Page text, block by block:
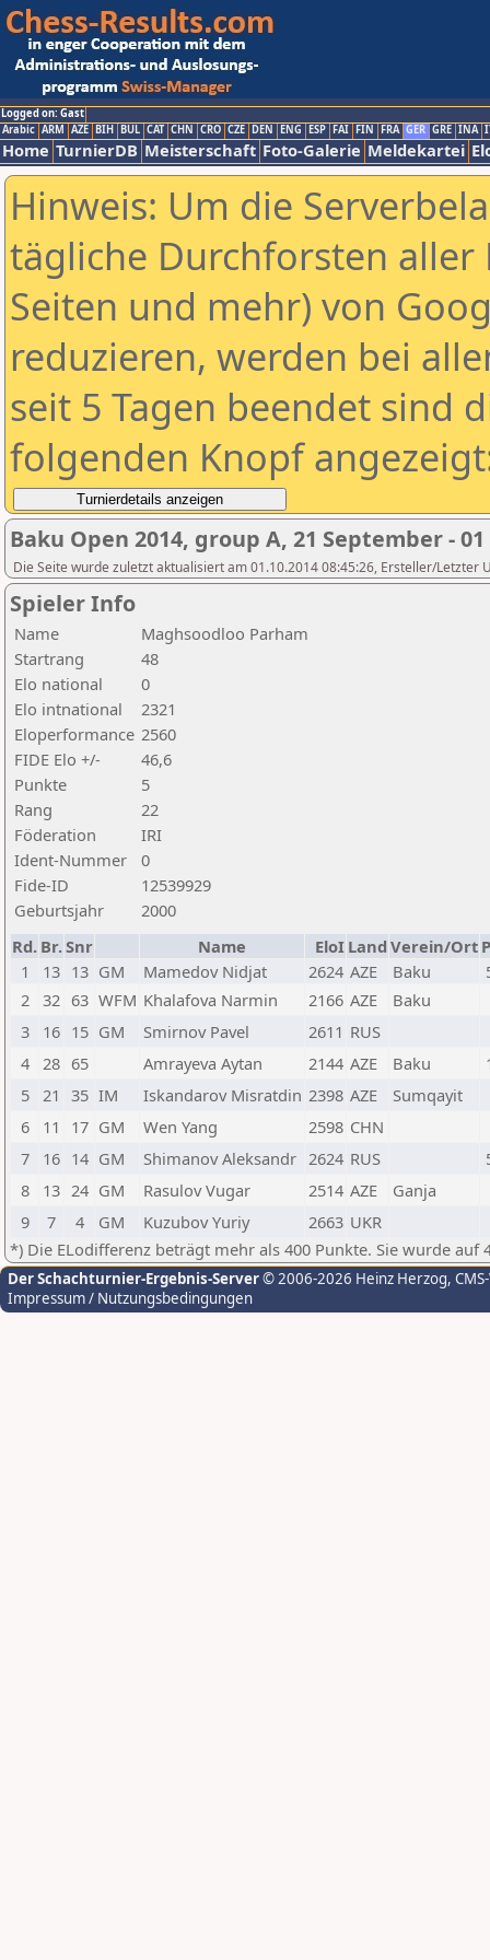
Logged on: Gast
Arabic ARM AZE BIH BUL CAT CHN CRO CZE DEN ENG ESP FAI FIN FRA GER GRE INA
Home TurnierDB Meisterschaft Foto-Galerie Meldekartei
Hinweis: Um die
tägliche Durchforsten aller
Seiten und mehr) von
reduzieren, werden bei
seit 5 Tagen beendet sind
folgenden Knopf
Baku Open 2014, group A, 21 September -
Die Seite wurde zuletzt aktualisiert am 01.10.2014 08:45:26, Ersteller/Letzter
Spieler Info
Name
Maghsoodloo Parham
Startrang
48
Elo national
0
Elo intnational
2321
Eloperformance 2560
FIDE Elo +/-
46,6
Punkte
5
Rang
22
Föderation
IRI
Ident-Nummer
0
Fide-ID
12539929
Geburtsjahr
2000
Rd. Br.Snr Name EloI Land Verein/Ort
1
13 13 GM Mamedov Nidjat 2624 AZE Baku
2
32 63 WFM Khalafova Narmin 2166 AZE
Baku
3
16 15 GM Smirnov Pavel 2611 RUS
4
28 65 Amrayeva Aytan 2144 AZE Baku
5
21 35 IM Iskandarov Misratdin 2398 AZE
Sumqayit
6
11 17 GM Wen Yang 2598 CHN
7
16 14 GM Shimanov Aleksandr 2624 RUS
8
13 24 GM Rasulov Vugar 2514 AZE
Ganja
9
7 4 GM Kuzubov Yuriy 2663 UKR
*) Die ELodifferenz beträgt mehr als 400 Punkte. Sie wurde auf
Der Schachturnier-Ergebnis-Server© 2006-2026 Heinz Herzog,
Impressum / Nutzungsbedingungen